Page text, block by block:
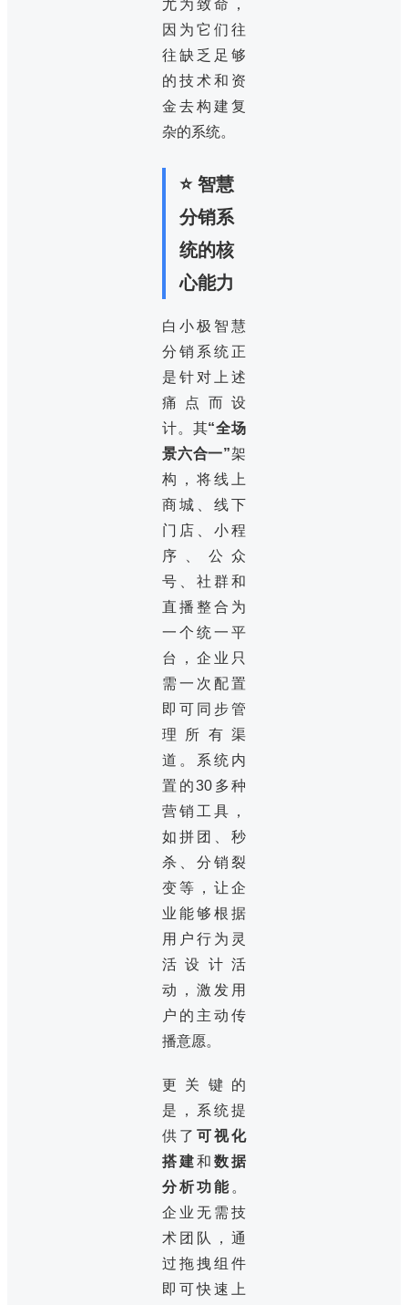
尤为致命，
因为它们往
往缺乏足够
的技术和资
金去构建复
杂的系统。
⭐ 智慧
分销系
统的核
心能力
白小极智慧
分销系统正
是针对上述
痛点而设
计。其“全场
景六合一”架
构，将线上
商城、线下
门店、小程
序、公众
号、社群和
直播整合为
一个统一平
台，企业只
需一次配置
即可同步管
理所有渠
道。系统内
置的30多种
营销工具，
如拼团、秒
杀、分销裂
变等，让企
业能够根据
用户行为灵
活设计活
动，激发用
户的主动传
播意愿。
更关键的
是，系统提
供了 可视化
搭建和 数据
分析功能 。
企业无需技
术团队，通
过拖拽组件
即可快速上